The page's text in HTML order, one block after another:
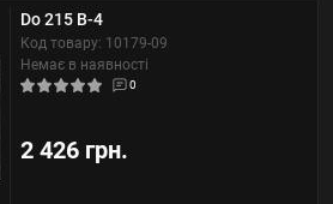
Do 215 B-4
Код товару: 10179-09
Немає в наявності
0
2 426 грн.